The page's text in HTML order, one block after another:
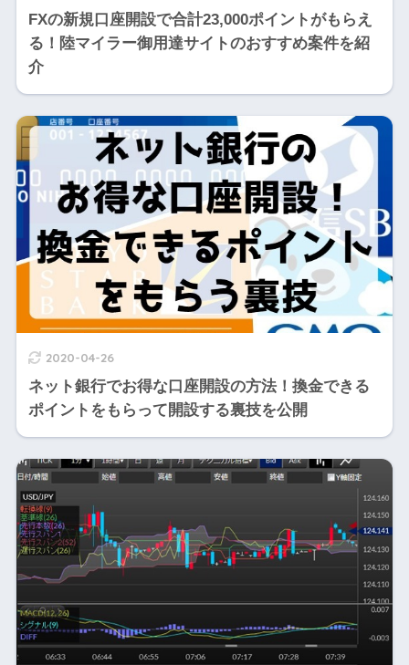
FXの新規口座開設で合計23,000ポイントがもらえ
る！陸マイラー御用達サイトのおすすめ案件を紹
介
2020-04-26
ネット銀行でお得な口座開設の方法！換金できる
ポイントをもらって開設する裏技を公開